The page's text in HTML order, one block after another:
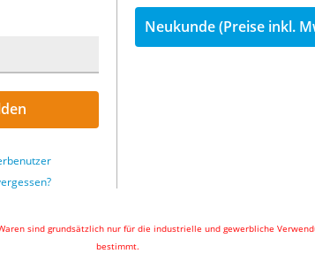
Neukunde (Preise inkl.
sind grundsätzlich nur für die industrielle und gewerbliche
bestimmt.
He­be­bän­der 2-​lagig (SF 7:1), DIN EN